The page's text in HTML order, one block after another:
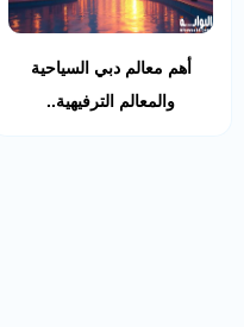
أهم معالم دبي السياحية
والمعالم الترفيهية..